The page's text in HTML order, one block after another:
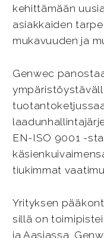
kehittämään
asiakkaiden
mukavuuden ja
Genwec
EN-ISO 9001 -
tiukimmat
Yrityksen
sillä on
ja Aasiassa.